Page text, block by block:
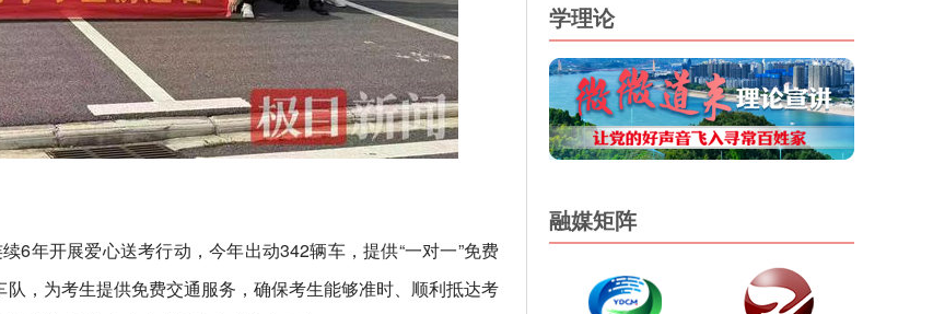
6年开展爱心送考行动，今年出动342辆车，提供“一对一”免费
，为考生提供免费交通服务，确保考生能够准时、顺利抵达考
学理论
融媒矩阵